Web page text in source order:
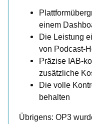
einem
Die Leistung
von Podcast-
Präzise IAB-
zusätzliche
Die volle
behalten
Übrigens: OP3